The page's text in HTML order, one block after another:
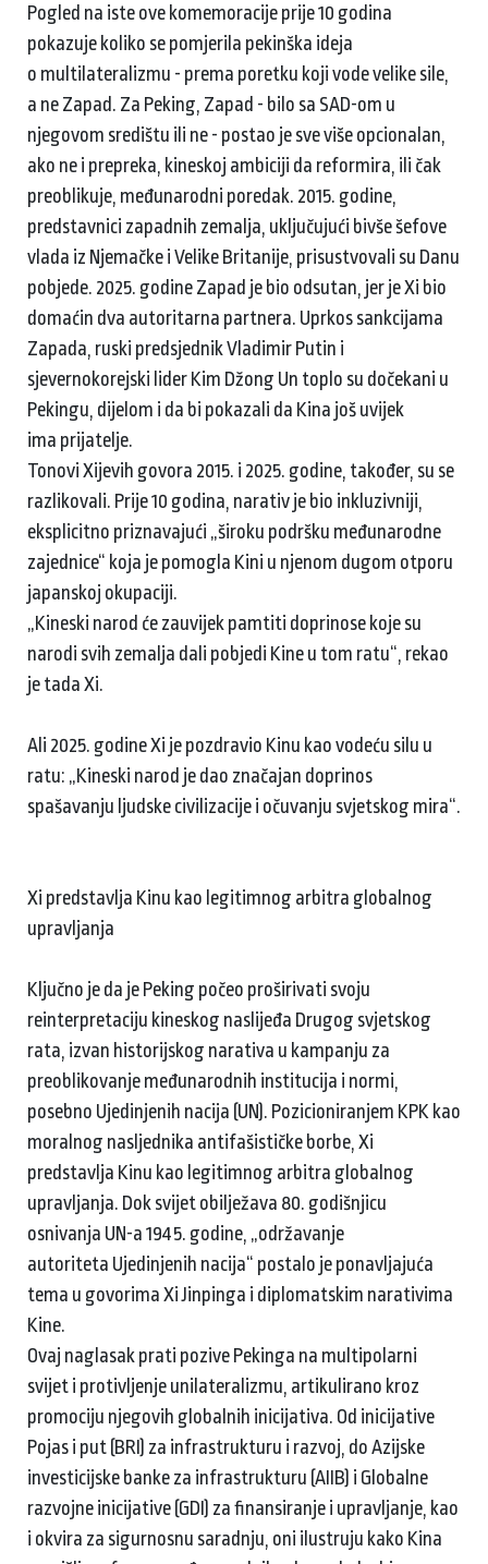
Pogled na iste ove komemoracije prije 10 godina
pokazuje koliko se pomjerila pekinška ideja
o multilateralizmu - prema poretku koji vode velike sile,
a ne Zapad. Za Peking, Zapad - bilo sa SAD-om u
njegovom središtu ili ne - postao je sve više opcionalan,
ako ne i prepreka, kineskoj ambiciji da reformira, ili čak
preoblikuje, međunarodni poredak. 2015. godine,
predstavnici zapadnih zemalja, uključujući bivše šefove
vlada iz Njemačke i Velike Britanije, prisustvovali su Danu
pobjede. 2025. godine Zapad je bio odsutan, jer je Xi bio
domaćin dva autoritarna partnera. Uprkos sankcijama
Zapada, ruski predsjednik Vladimir Putin i
sjevernokorejski lider Kim Džong Un toplo su dočekani u
Pekingu, dijelom i da bi pokazali da Kina još uvijek
ima prijatelje.
Tonovi Xijevih govora 2015. i 2025. godine, također, su se
razlikovali. Prije 10 godina, narativ je bio inkluzivniji,
eksplicitno priznavajući „široku podršku međunarodne
zajednice“ koja je pomogla Kini u njenom dugom otporu
japanskoj okupaciji.
„Kineski narod će zauvijek pamtiti doprinose koje su
narodi svih zemalja dali pobjedi Kine u tom ratu“, rekao
je tada Xi.
Ali 2025. godine Xi je pozdravio Kinu kao vodeću silu u
ratu: „Kineski narod je dao značajan doprinos
spašavanju ljudske civilizacije i očuvanju svjetskog mira“.
Xi predstavlja Kinu kao legitimnog arbitra globalnog
upravljanja
Ključno je da je Peking počeo proširivati svoju
reinterpretaciju kineskog naslijeđa Drugog svjetskog
rata, izvan historijskog narativa u kampanju za
preoblikovanje međunarodnih institucija i normi,
posebno Ujedinjenih nacija (UN). Pozicioniranjem KPK kao
moralnog nasljednika antifašističke borbe, Xi
predstavlja Kinu kao legitimnog arbitra globalnog
upravljanja. Dok svijet obilježava 80. godišnjicu
osnivanja UN-a 1945. godine, „održavanje
autoriteta Ujedinjenih nacija“ postalo je ponavljajuća
tema u govorima Xi Jinpinga i diplomatskim narativima
Kine.
Ovaj naglasak prati pozive Pekinga na multipolarni
svijet i protivljenje unilateralizmu, artikulirano kroz
promociju njegovih globalnih inicijativa. Od inicijative
Pojas i put (BRI) za infrastrukturu i razvoj, do Azijske
investicijske banke za infrastrukturu (AIIB) i Globalne
razvojne inicijative (GDI) za finansiranje i upravljanje, kao
i okvira za sigurnosnu saradnju, oni ilustruju kako Kina